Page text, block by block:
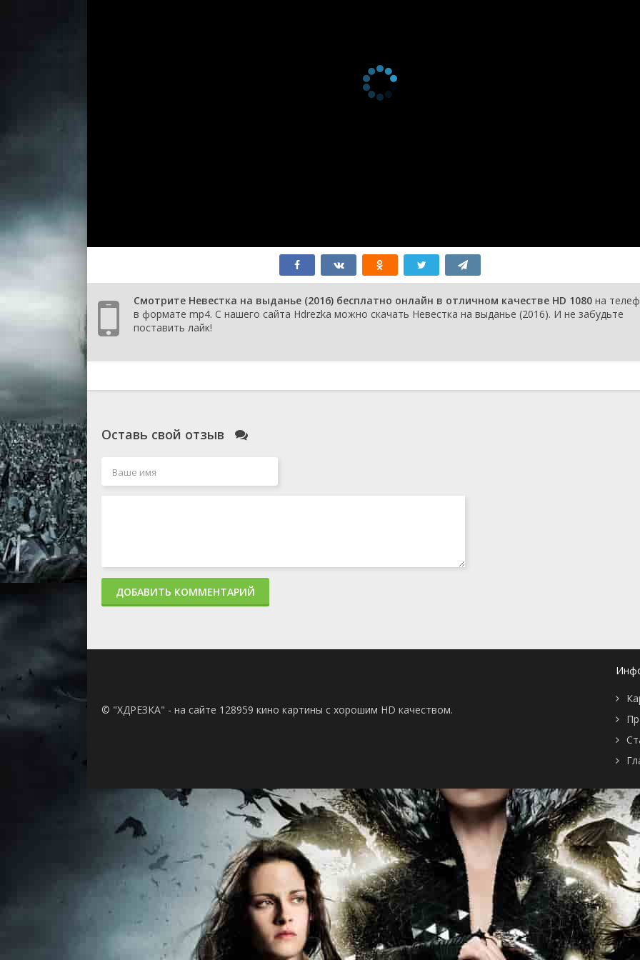
Смотрите Невестка на выданье (2016) бесплатно онлайн в отличном качестве HD 1080 на
в формате mp4. С нашего сайта Hdrezka можно скачать Невестка на выданье (2016). И не забудьте
поставить лайк!
Оставь свой отзыв
ДОБАВИТЬ КОММЕНТАРИЙ
© "ХДРЕЗКА" - на сайте 128959 кино картины с хорошим HD качеством.